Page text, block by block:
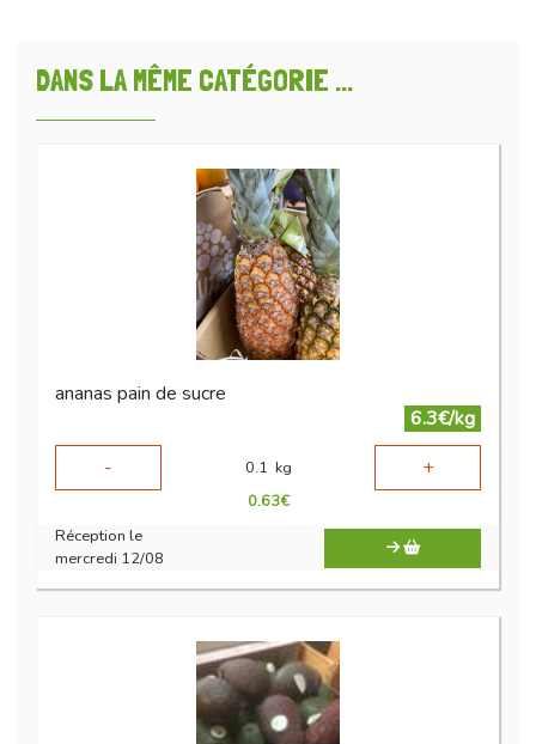
DANS LA MÊME CATÉGORIE ...
ananas pain de sucre
6.3€/kg
-
0.1 kg +
0.63€
Réception le
mercredi 12/08